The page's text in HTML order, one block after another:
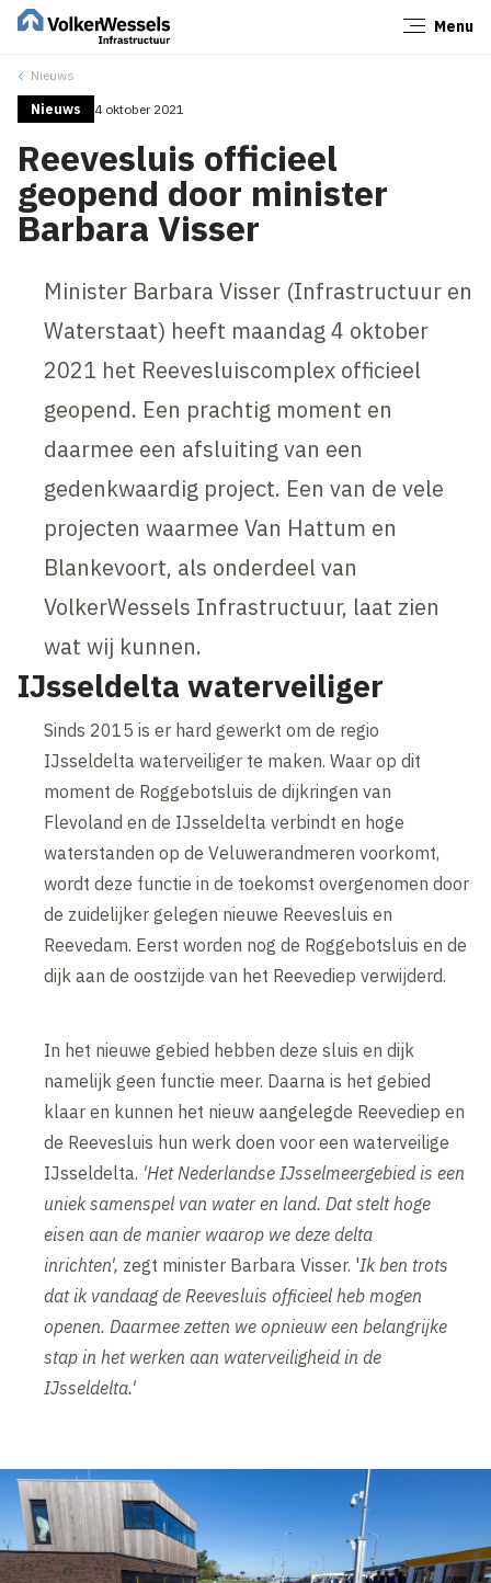
Menu
Nieuws
Nieuws 4 oktober 2021
Reevesluis officieel
geopend door minister
Barbara Visser
Minister Barbara Visser (Infrastructuur en
Waterstaat) heeft maandag 4 oktober
2021 het Reevesluiscomplex officieel
geopend. Een prachtig moment en
daarmee een afsluiting van een
gedenkwaardig project. Een van de vele
projecten waarmee Van Hattum en
Blankevoort, als onderdeel van
VolkerWessels Infrastructuur, laat zien
wat wij kunnen.
IJsseldelta waterveiliger
Sinds 2015 is er hard gewerkt om de regio
IJsseldelta waterveiliger te maken. Waar op dit
moment de Roggebotsluis de dijkringen van
Flevoland en de IJsseldelta verbindt en hoge
waterstanden op de Veluwerandmeren voorkomt,
wordt deze functie in de toekomst overgenomen door
de zuidelijker gelegen nieuwe Reevesluis en
Reevedam. Eerst worden nog de Roggebotsluis en de
dijk aan de oostzijde van het Reevediep verwijderd.
In het nieuwe gebied hebben deze sluis en dijk
namelijk geen functie meer. Daarna is het gebied
klaar en kunnen het nieuw aangelegde Reevediep en
de Reevesluis hun werk doen voor een waterveilige
IJsseldelta. 'Het Nederlandse IJsselmeergebied is een
uniek samenspel van water en land. Dat stelt hoge
eisen aan de manier waarop we deze delta
inrichten', zegt minister Barbara Visser. 'Ik ben trots
dat ik vandaag de Reevesluis officieel heb mogen
openen. Daarmee zetten we opnieuw een belangrijke
stap in het werken aan waterveiligheid in de
IJsseldelta.'
Sluiten